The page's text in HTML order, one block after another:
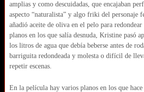
amplias y como descuidadas, que encajaban
aspecto “naturalista” y algo friki del personaje
añadió aceite de oliva en el pelo para redondear
planos en los que salía desnuda, Kristine pasó
los litros de agua que debía beberse antes de
barriguita redondeada y molesta o difícil de
repetir escenas.
En la película hay varios planos en los que